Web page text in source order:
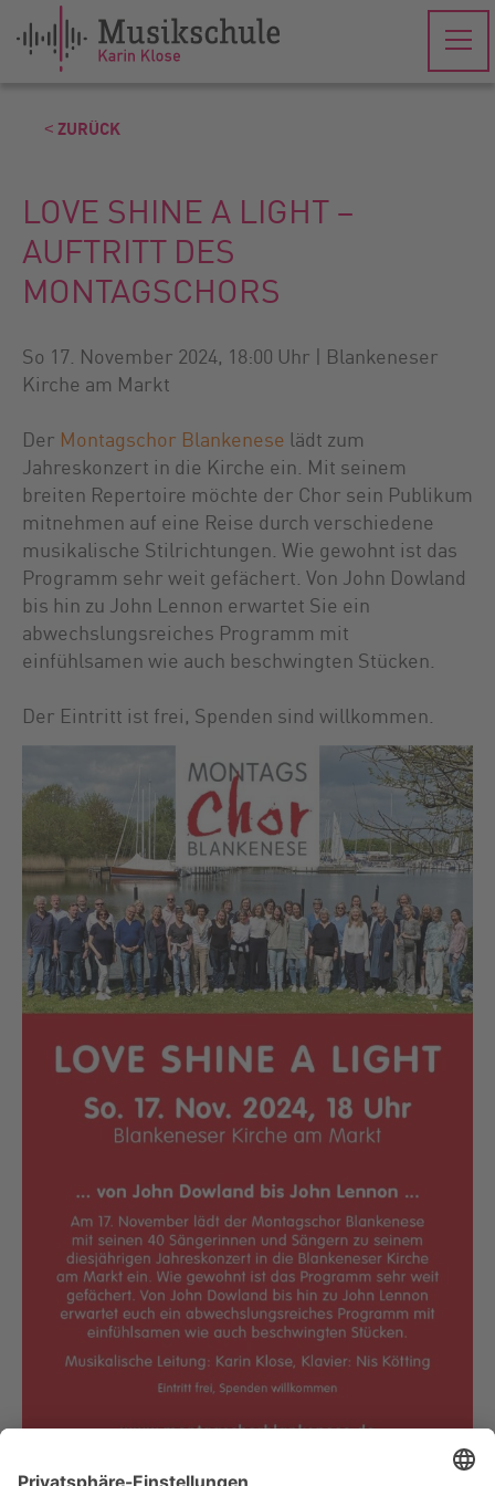
˂ ZURÜCK
LOVE SHINE A LIGHT –
AUFTRITT DES
MONTAGSCHORS
So 17. November 2024, 18:00 Uhr | Blankeneser
Kirche am Markt
Der Montagschor Blankenese lädt zum
Jahreskonzert in die Kirche ein. Mit seinem
breiten Repertoire möchte der Chor sein Publikum
mitnehmen auf eine Reise durch verschiedene
musikalische Stilrichtungen. Wie gewohnt ist das
Programm sehr weit gefächert. Von John Dowland
bis hin zu John Lennon erwartet Sie ein
abwechslungsreiches Programm mit
einfühlsamen wie auch beschwingten Stücken.
Der Eintritt ist frei, Spenden sind willkommen.
Chorauftritt am 17.11.2024